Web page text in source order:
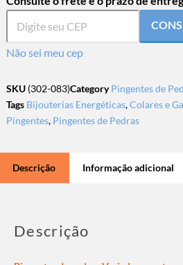
Não sei meu cep
SKU (302-083)Category Pingentes de
Tags Bijouterias Energéticas,Colares e
Pingentes, Pingentes de Pedras
Descrição Informação adicional
Descrição